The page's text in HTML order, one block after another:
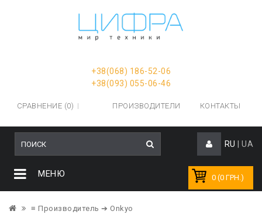
+38(068) 186-52-06
+38(093) 055-06-46
СРАВНЕНИЕ (0) ПРОИЗВОДИТЕЛИ КОНТАКТЫ
RU UA
0 (0 ГРН.)
МЕНЮ
≡ Производитель ➔ Onkyo